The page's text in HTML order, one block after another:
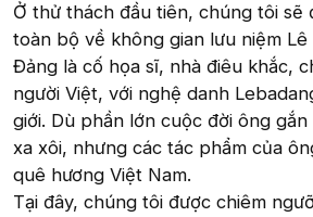
Ở thử thách đầu tiên, chúng tôi sẽ
toàn bộ về không gian lưu niệm Lê
Đảng là cố họa sĩ, nhà điêu khắc,
người Việt, với nghệ danh
giới. Dù phần lớn cuộc đời ông
xa xôi, nhưng các tác phẩm của
quê hương Việt Nam.
Tại đây, chúng tôi được chiêm